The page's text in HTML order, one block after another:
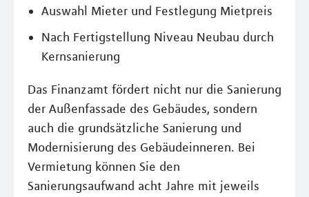
Auswahl Mieter und Festlegung Mietpreis
Nach Fertigstellung Niveau Neubau durch
Kernsanierung
Das Finanzamt fördert nicht nur die Sanierung
der Außenfassade des Gebäudes, sondern
auch die grundsätzliche Sanierung und
Modernisierung des Gebäudeinneren. Bei
Vermietung können Sie den
Sanierungsaufwand acht Jahre mit jeweils